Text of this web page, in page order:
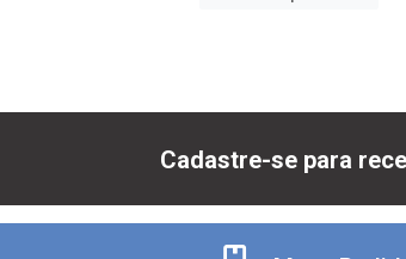
Cadastre-se para